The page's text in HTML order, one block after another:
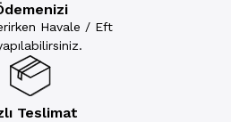
Havale / Eft
Teslimat